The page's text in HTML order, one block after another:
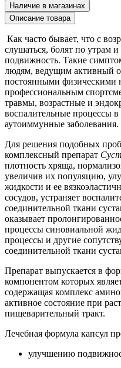
Наличие в магазинах
Описание товара
Как часто бывает, что с
слушаться, болят по утрам
подвижность. Такие
людям, ведущим активный
постоянными физическими
профессиональным
травмы, возрастные и
воспалительные процессы
аутоиммунные заболевания.
Для решения подобных
комплексный препарат
плотность хряща,
увеличив их популяцию,
жидкости и ее
сосудов, устраняет
соединительной ткани
оказывает
процессы синовиальной
процессы и другие
соединительной ткани
Препарат выпускается в
компонентом которых
содержащая комплекс
активное состояние при
пищеварительный тракт.
Лечебная формула капсул
улучшению